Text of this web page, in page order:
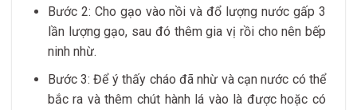
Bước 2: Cho gạo vào nồi và đổ lượng nước gấp 3
lần lượng gạo, sau đó thêm gia vị rồi cho nên bếp
ninh nhừ.
Bước 3: Để ý thấy cháo đã nhừ và cạn nước có thể
bắc ra và thêm chút hành lá vào là được hoặc có